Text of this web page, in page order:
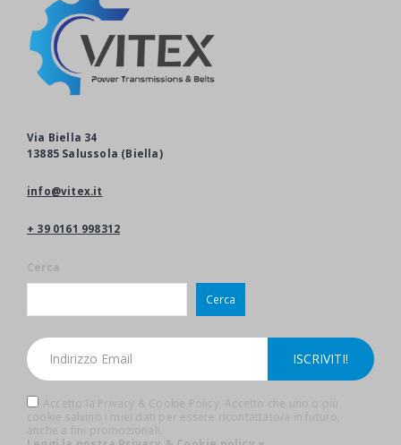
Via Biella 34
13885 Salussola (Biella)
info@vitex.it
+ 39 0161 998312
Cerca
Cerca
Accetto la Privacy & Cookie Policy. Accetto che uno o più
cookie salvino i miei dati per essere ricontattato/a in futuro,
anche a fini promozionali.